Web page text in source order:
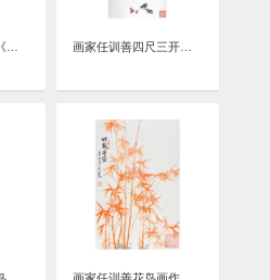
画家任训善四尺三开花鸟画作品《硕果》